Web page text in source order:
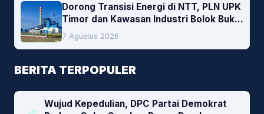
Dorong Transisi Energi di NTT, PLN UPK
Timor dan Kawasan Industri Bolok Buka
Peluang Investasi Woodchip untuk
Cofiring PLTU Bolok
7 Agustus 2026
BERITA TERPOPULER
Wujud Kepedulian, DPC Partai Demokrat